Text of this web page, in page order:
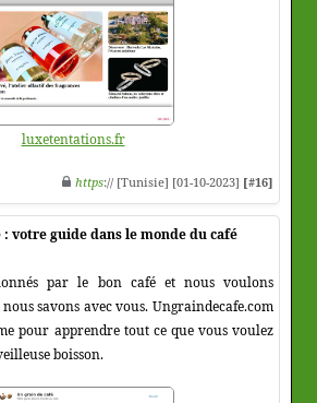
luxetentations.fr
https:// [Tunisie] [01-10-2023] [#16]
: votre guide dans le monde du café
par le bon café et nous voulons
savons avec vous. Ungraindecafe.com
pour apprendre tout ce que vous voulez
boisson.